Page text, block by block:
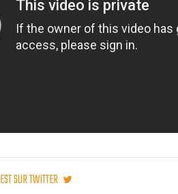
EST SUR TWITTER